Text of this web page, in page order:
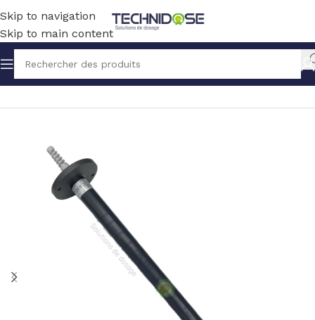
Skip to navigation
Skip to main content
Accueil TRAITEMENT EAU MESURE PORTES SONDES